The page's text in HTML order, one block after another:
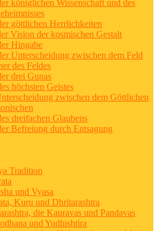
königlichen Wissenschaft und des
göttlichen Herrlichkeiten
Vision der kosmischen Gestalt
Hingabe
Unterscheidung zwischen dem Feld
des Feldes
drei Gunas
höchsten Geistes
zwischen dem Göttlichen
dreifachen Glaubens
Befreiung durch Entsagung
Tradition
und Vyasa
Kuru und Dhritarashtra
die Kauravas und Pandavas
und Yudhishtira